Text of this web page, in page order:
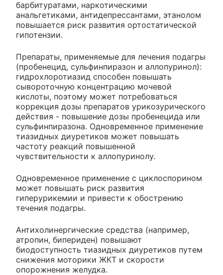
барбитуратами, наркотическими
анальгетиками, антидепрессантами, этанолом
повышается риск развития ортостатической
гипотензии.
Препараты, применяемые для лечения подагры
(пробенецид, сульфинпиразон и аллопуринол):
гидрохлоротиазид способен повышать
сывороточную концентрацию мочевой
кислоты, поэтому может потребоваться
коррекция дозы препаратов урикозурического
действия - повышение дозы пробенецида или
сульфинпиразона. Одновременное применение
тиазидных диуретиков может повышать
частоту реакций повышенной
чувствительности к аллопуринолу.
Одновременное применение с циклоспорином
может повышать риск развития
гиперурикемии и привести к обострению
течения подагры.
Антихолинергические средства (например,
атропин, бипериден) повышают
биодоступность тиазидных диуретиков путем
снижения моторики ЖКТ и скорости
опорожнения желудка.